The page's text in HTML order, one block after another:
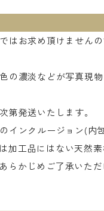
はお求め頂けません
の濃淡などが写真現
発送いたします。
インクルージョン(内
加工品にはない天然
らかじめご了承いた